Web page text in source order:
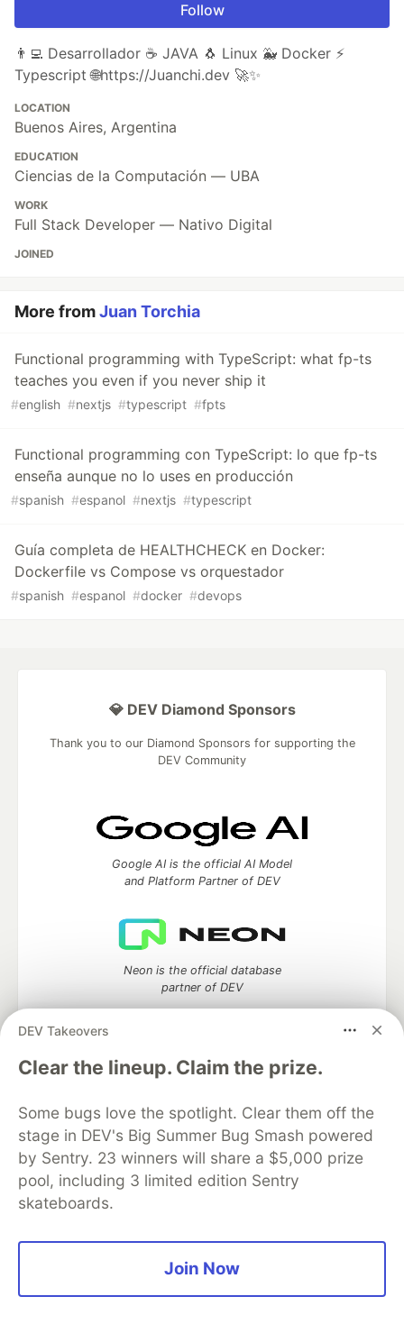
Follow
👨‍💻 Desarrollador ☕ JAVA 🐧 Linux 🐳 Docker ⚡
Typescript 🌐https://Juanchi.dev 🚀✨
LOCATION
Buenos Aires, Argentina
EDUCATION
Ciencias de la Computación — UBA
WORK
Full Stack Developer — Nativo Digital
JOINED
More fromJuan Torchia
Functional programming with TypeScript: what fp-ts
teaches you even if you never ship it
#english #nextjs #typescript #fpts
Functional programming con TypeScript: lo que fp-ts
enseña aunque no lo uses en producción
#spanish #espanol #nextjs #typescript
Guía completa de HEALTHCHECK en Docker:
Dockerfile vs Compose vs orquestador
#spanish #espanol #docker #devops
DEV Takeovers
Clear the lineup. Claim the prize.
Some bugs love the spotlight. Clear them off the
stage in DEV's Big Summer Bug Smash powered
by Sentry. 23 winners will share a $5,000 prize
pool, including 3 limited edition Sentry
skateboards.
Join Now
💎 DEV Diamond Sponsors
Thank you to our Diamond Sponsors for supporting the
DEV Community
Google AI is the official AI Model
and Platform Partner of DEV
Neon is the official database
partner of DEV
Algolia is the official search partner
DEV Community— A space to discuss and keep up software
development and manage your software career
Free Postgres Database
DEV Shop
Code of Conduct
Privacy Policy
Terms of Use